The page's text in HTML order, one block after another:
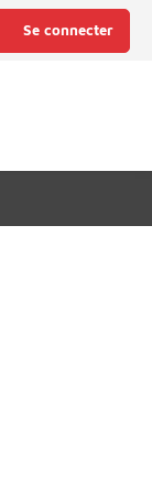
Se connecter